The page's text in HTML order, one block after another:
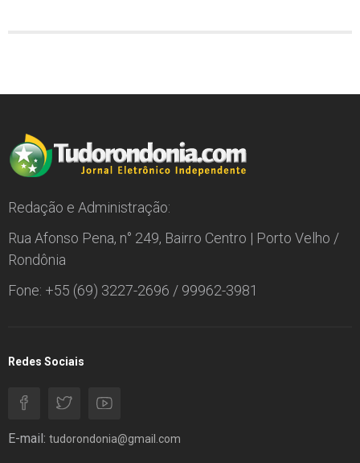
Redação e Administração:
Rua Afonso Pena, n° 249, Bairro Centro | Porto Velho /
Rondônia
Fone: +55 (69) 3227-2696 / 99962-3981
Redes Sociais
E-mail: tudorondonia@gmail.com